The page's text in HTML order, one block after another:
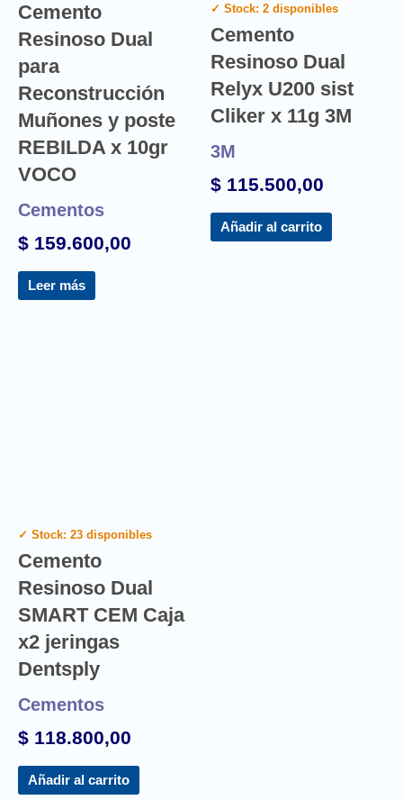
Cemento
Resinoso Dual
para
Reconstrucción
Muñones y poste
REBILDA x 10gr
VOCO
Cementos
$ 159.600,00
Leer más
✓ Stock: 2 disponibles
Cemento
Resinoso Dual
Relyx U200 sist
Cliker x 11g 3M
3M
$ 115.500,00
Añadir al carrito
✓ Stock: 23 disponibles
Cemento
Resinoso Dual
SMART CEM Caja
x2 jeringas
Dentsply
Cementos
$ 118.800,00
Añadir al carrito